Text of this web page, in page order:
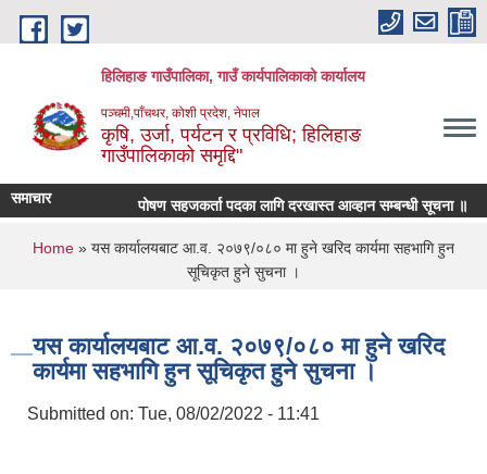
Skip to main content
हिलिहाङ गाउँपालिका, गाउँ कार्यपालिकाको कार्यालय
पञ्चमी,पाँचथर, कोशी प्रदेश, नेपाल
कृषि, उर्जा, पर्यटन र प्रविधि; हिलिहाङ
गाउँपालिकाको समृद्दि"
समाचार पोषण सहजकर्ता पदका लागि दरखास्त आव्हान सम्बन्धी सूचना ॥
You are here
Home » यस कार्यालयबाट आ.व. २०७९/०८० मा हुने खरिद कार्यमा सहभागि हुन
सूचिकृत हुने सुचना ।
यस कार्यालयबाट आ.व. २०७९/०८० मा हुने खरिद
कार्यमा सहभागि हुन सूचिकृत हुने सुचना ।
Submitted on: Tue, 08/02/2022 - 11:41